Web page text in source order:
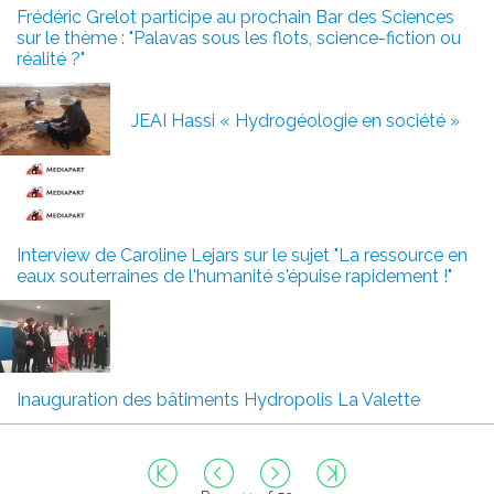
Frédéric Grelot participe au prochain Bar des Sciences
sur le thème : "Palavas sous les flots, science-fiction ou
réalité ?"
JEAI Hassi « Hydrogéologie en société »
Interview de Caroline Lejars sur le sujet "La ressource en
eaux souterraines de l'humanité s'épuise rapidement !"
Inauguration des bâtiments Hydropolis La Valette